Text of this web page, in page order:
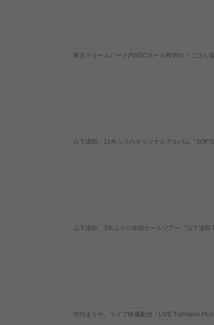
東京ドリームパーク内SGCホール有明の『こけ
山下達郎、11年ぶりのオリジナルアルバム『
山下達郎、3年ぶりの全国ホールツアー『山下達
竹内まりや、ライブ映像配信『LIVE Turntable